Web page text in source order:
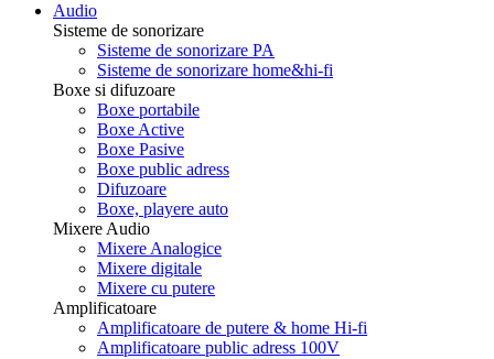
Audio
Sisteme de sonorizare
Sisteme de sonorizare PA
Sisteme de sonorizare home&hi-fi
Boxe si difuzoare
Boxe portabile
Boxe Active
Boxe Pasive
Boxe public adress
Difuzoare
Boxe, playere auto
Mixere Audio
Mixere Analogice
Mixere digitale
Mixere cu putere
Amplificatoare
Amplificatoare de putere & home Hi-fi
Amplificatoare public adress 100V